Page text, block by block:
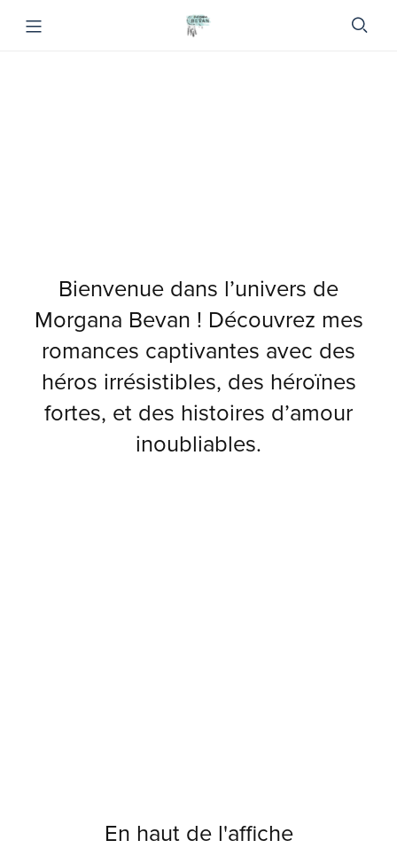
Bienvenue dans l’univers de
Morgana Bevan ! Découvrez mes
romances captivantes avec des
héros irrésistibles, des héroïnes
fortes, et des histoires d’amour
inoubliables.
En haut de l'affiche